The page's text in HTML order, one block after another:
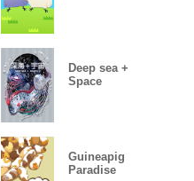
Deep sea +
Space
Guineapig
Paradise